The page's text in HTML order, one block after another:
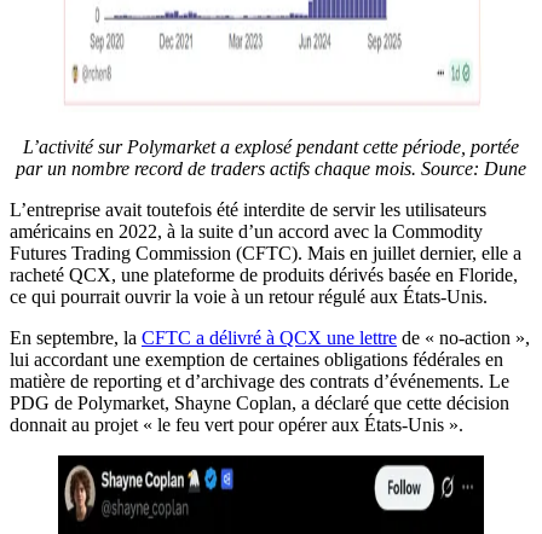
L’activité sur Polymarket a explosé pendant cette période, portée
par un nombre record de traders actifs chaque mois. Source: Dune
L’entreprise avait toutefois été interdite de servir les utilisateurs
américains en 2022, à la suite d’un accord avec la Commodity
Futures Trading Commission (CFTC). Mais en juillet dernier, elle a
racheté QCX, une plateforme de produits dérivés basée en Floride,
ce qui pourrait ouvrir la voie à un retour régulé aux États-Unis.
En septembre, la CFTC a délivré à QCX une lettre de « no-action »,
lui accordant une exemption de certaines obligations fédérales en
matière de reporting et d’archivage des contrats d’événements. Le
PDG de Polymarket, Shayne Coplan, a déclaré que cette décision
donnait au projet « le feu vert pour opérer aux États-Unis ».